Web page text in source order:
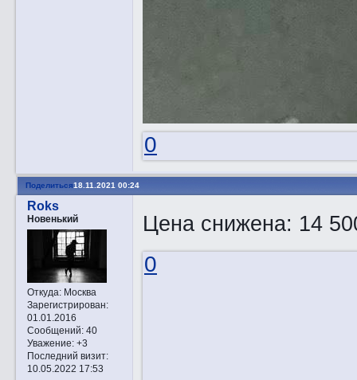
0
Поделиться18.11.2021 00:24
Roks
Новенький
Откуда:Москва
Зарегистрирован:
01.01.2016
Сообщений:40
Уважение: +3
Последний визит:
10.05.2022 17:53
Цена снижена: 14
0